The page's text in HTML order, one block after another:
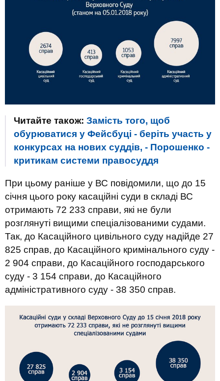
Читайте також: Замість того, щоб
обурюватися у Фейсбуці - беріть участь у
конкурсах на нових суддів, - Порошенко -
критикам системи правосуддя
При цьому раніше у ВС повідомили, що до 15
січня цього року касаційні суди в складі ВС
отримають 72 233 справи, які не були
розглянуті вищими спеціалізованими судами.
Так, до Касаційного цивільного суду надійде 27
825 справ, до Касаційного кримінального суду -
2 904 справи, до Касаційного господарського
суду - 3 154 справи, до Касаційного
адміністративного суду - 38 350 справ.